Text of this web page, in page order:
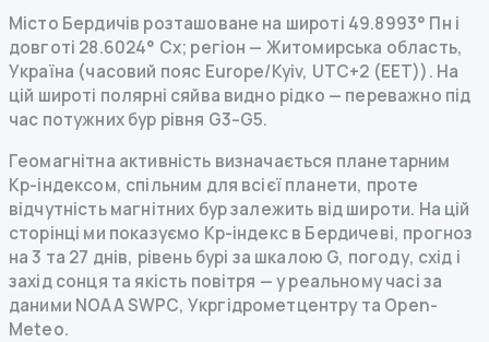
Місто Бердичів розташоване на широті 49.8993° Пн і
довготі 28.6024° Сх; регіон — Житомирська область,
Україна (часовий пояс Europe/Kyiv, UTC+2 (EET)). На
цій широті полярні сяйва видно рідко — переважно під
час потужних бур рівня G3–G5.
Геомагнітна активність визначається планетарним
Kp-індексом, спільним для всієї планети, проте
відчутність магнітних бур залежить від широти. На цій
сторінці ми показуємо Kp-індекс в Бердичеві, прогноз
на 3 та 27 днів, рівень бурі за шкалою G, погоду, схід і
захід сонця та якість повітря — у реальному часі за
даними NOAA SWPC, Укргідрометцентру та Open-
Meteo.